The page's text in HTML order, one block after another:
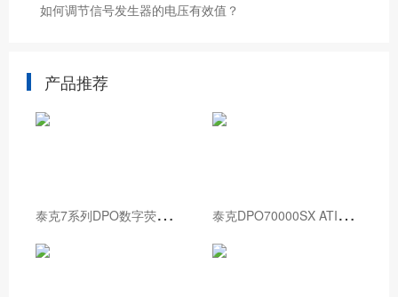
如何调节信号发生器的电压有效值？
产品推荐
泰
克7系列DPO数字荧光示波器 泰
克DPO70000SX ATI性能示波器